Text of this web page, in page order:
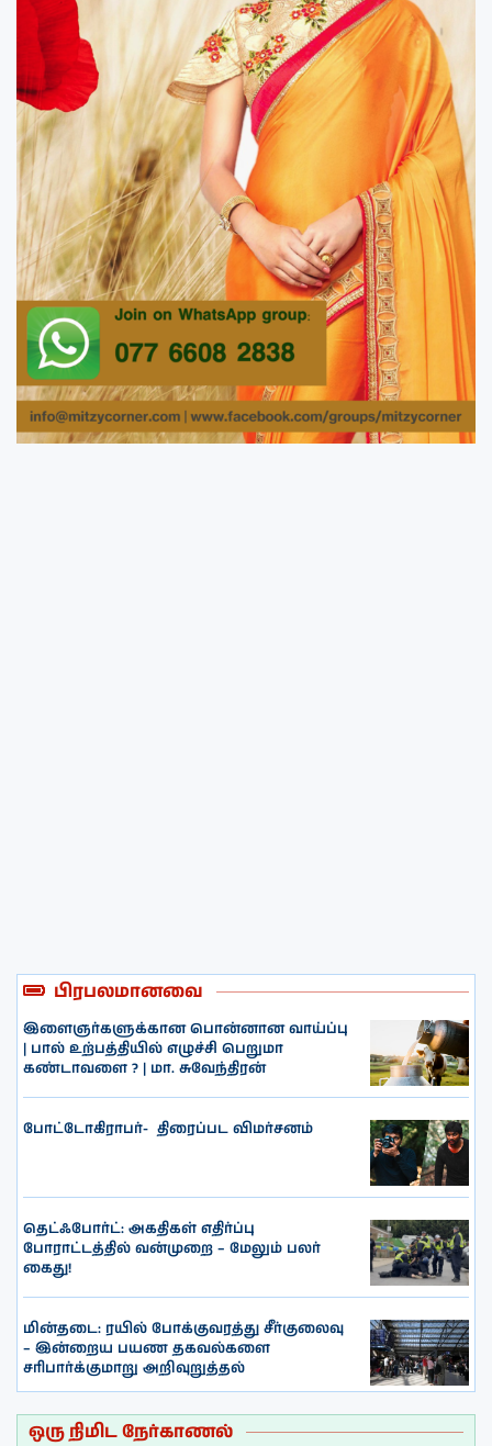
பிரபலமானவை
இளைஞர்களுக்கான பொன்னான வாய்ப்பு
| பால் உற்பத்தியில் எழுச்சி பெறுமா
கண்டாவளை ? | மா. சுவேந்திரன்
போட்டோகிராபர்- ‌ திரைப்பட விமர்சனம்
தெட்ஃபோர்ட்: அகதிகள் எதிர்ப்பு
போராட்டத்தில் வன்முறை – மேலும் பலர்
கைது!
மின்தடை: ரயில் போக்குவரத்து சீர்குலைவு
– இன்றைய பயண தகவல்களை
சரிபார்க்குமாறு அறிவுறுத்தல்
ஒரு நிமிட நேர்காணல்